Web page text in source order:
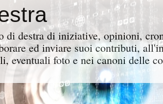
destra di iniziative, opinioni,
ed inviare suoi contributi,
eventuali foto e nei canoni delle